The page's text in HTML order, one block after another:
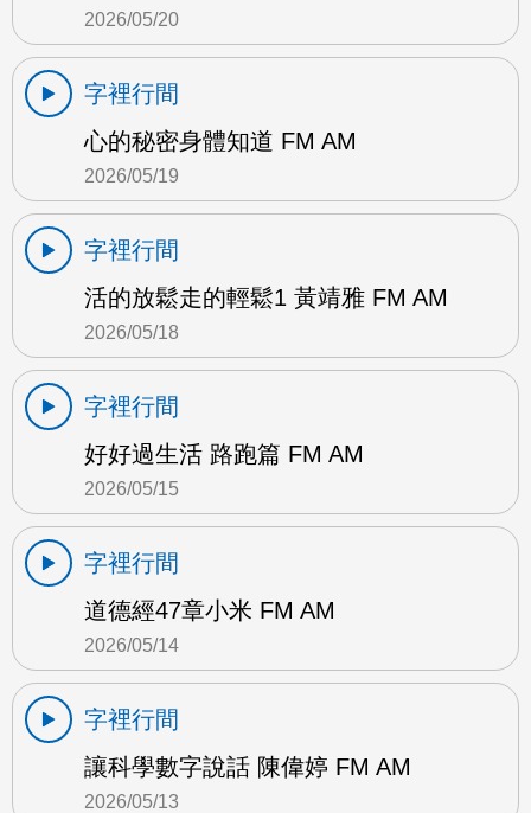
2026/05/20
字裡行間
心的秘密身體知道 FM AM
2026/05/19
字裡行間
活的放鬆走的輕鬆1 黃靖雅 FM AM
2026/05/18
字裡行間
好好過生活 路跑篇 FM AM
2026/05/15
字裡行間
道德經47章小米 FM AM
2026/05/14
字裡行間
讓科學數字說話 陳偉婷 FM AM
2026/05/13